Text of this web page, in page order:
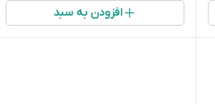
افزودن به سبد